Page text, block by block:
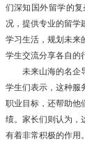
们深知国外留学的
况，提供专业的留学
学习生活，规划未来
学生交流分享各自的
未来山海的名企
学生们表示，这种服
职业目标，还帮助他
绩。家长们则认为，
有着非常积极的作用。